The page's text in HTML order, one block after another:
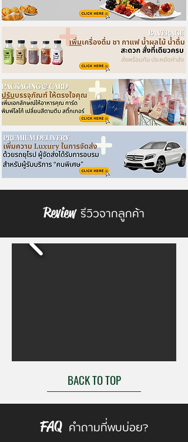
Reviewรีวิวจากลูกค้า
BACK TO TOP
FAQคำถามที่พบบ่อย?